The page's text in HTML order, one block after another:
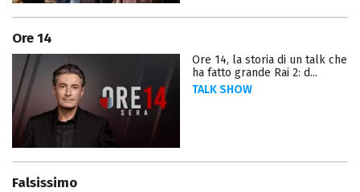
Ore 14
Ore 14, la storia di un talk che
ha fatto grande Rai 2: d...
TALK SHOW
Falsissimo